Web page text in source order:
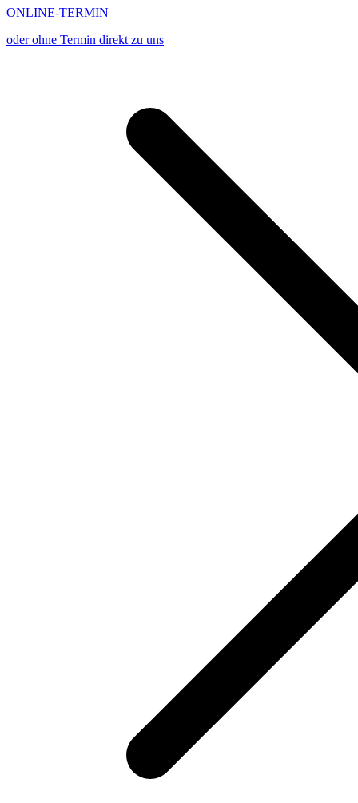
ONLINE-TERMIN
oder ohne Termin direkt zu uns